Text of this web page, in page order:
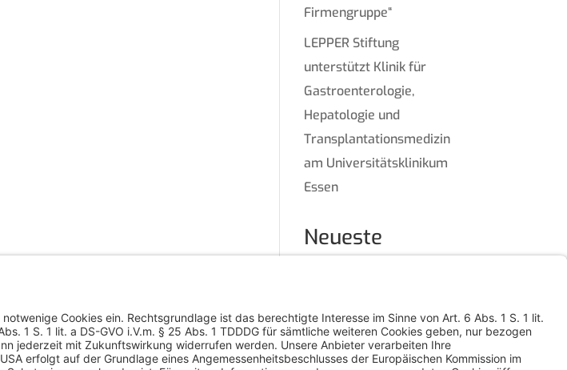
Firmengruppe“
LEPPER Stiftung
unterstützt Klinik für
Gastroenterologie,
Hepatologie und
Transplantationsmedizin
am Universitätsklinikum
Essen
Neueste